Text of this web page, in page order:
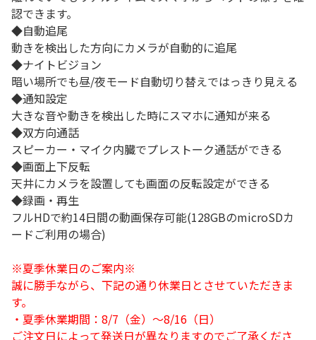
認できます。
◆自動追尾
動きを検出した方向にカメラが自動的に追尾
◆ナイトビジョン
暗い場所でも昼/夜モード自動切り替えではっきり見える
◆通知設定
大きな音や動きを検出した時にスマホに通知が来る
◆双方向通話
スピーカー・マイク内臓でプレストーク通話ができる
◆画面上下反転
天井にカメラを設置しても画面の反転設定ができる
◆録画・再生
フルHDで約14日間の動画保存可能(128GBのmicroSDカ
ードご利用の場合)
※夏季休業日のご案内※
誠に勝手ながら、下記の通り休業日とさせていただきま
す。
・夏季休業期間：8/7（金）～8/16（日）
ご注文日によって発送日が異なりますのでご了承くださ